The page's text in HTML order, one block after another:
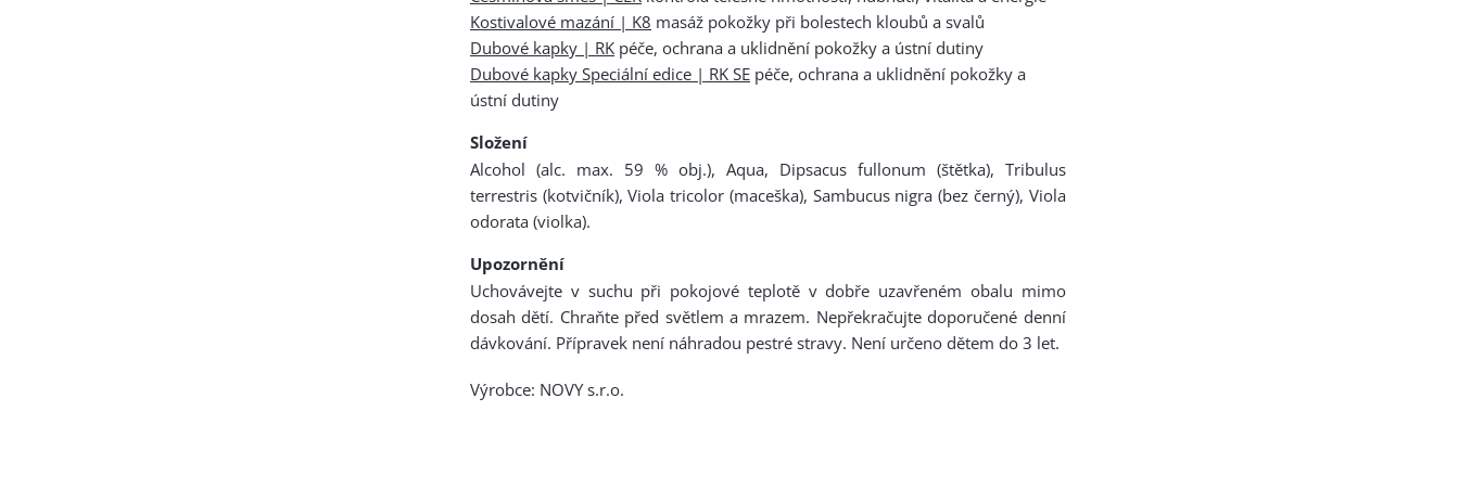
Kostivalové mazání | K8 masáž pokožky při bolestech kloubů a svalů
Dubové kapky | RK péče, ochrana a uklidnění pokožky a ústní dutiny
Dubové kapky Speciální edice | RK SE péče, ochrana a uklidnění pokožky a
ústní dutiny
Složení
Alcohol (alc. max. 59 % obj.), Aqua, Dipsacus fullonum (štětka), Tribulus
terrestris (kotvičník), Viola tricolor (maceška), Sambucus nigra (bez černý), Viola
odorata (violka).
Upozornění
Uchovávejte v suchu při pokojové teplotě v dobře uzavřeném obalu mimo
dosah dětí. Chraňte před světlem a mrazem. Nepřekračujte doporučené denní
dávkování. Přípravek není náhradou pestré stravy. Není určeno dětem do 3 let.
Výrobce: NOVY s.r.o.